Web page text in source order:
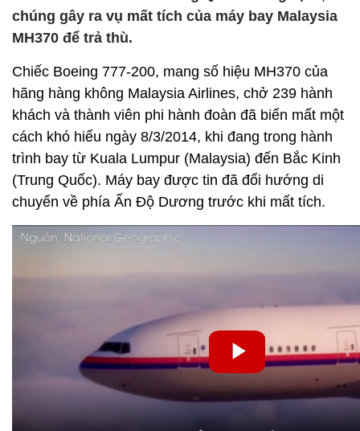
chúng gây ra vụ mất tích của máy bay Malaysia
MH370 để trả thù.
Chiếc Boeing 777-200, mang số hiệu MH370 của
hãng hàng không Malaysia Airlines, chở 239 hành
khách và thành viên phi hành đoàn đã biến mất một
cách khó hiểu ngày 8/3/2014, khi đang trong hành
trình bay từ Kuala Lumpur (Malaysia) đến Bắc Kinh
(Trung Quốc). Máy bay được tin đã đổi hướng di
chuyển về phía Ấn Độ Dương trước khi mất tích.